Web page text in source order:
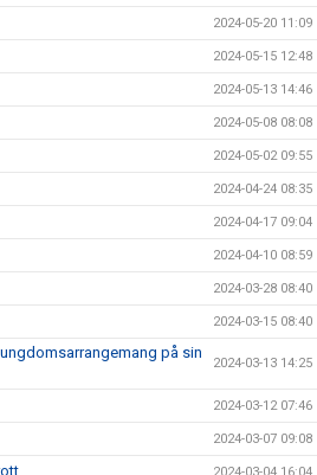
2024-05-20 11:09
2024-05-15 12:48
2024-05-13 14:46
2024-05-08 08:08
2024-05-02 09:55
2024-04-24 08:35
2024-04-17 09:04
2024-04-10 08:59
2024-03-28 08:40
2024-03-15 08:40
på sin
2024-03-13 14:25
2024-03-12 07:46
2024-03-07 09:08